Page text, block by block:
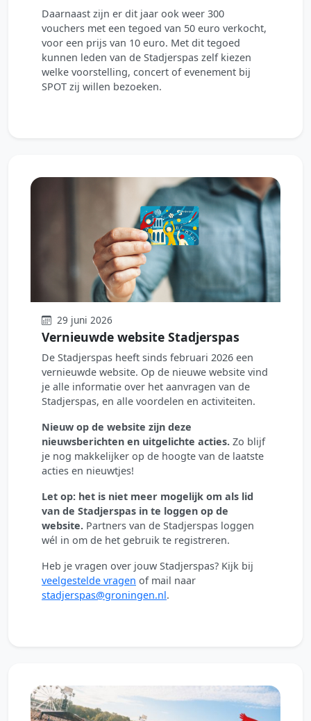
Daarnaast zijn er dit jaar ook weer 300
vouchers met een tegoed van 50 euro verkocht,
voor een prijs van 10 euro. Met dit tegoed
kunnen leden van de Stadjerspas zelf kiezen
welke voorstelling, concert of evenement bij
SPOT zij willen bezoeken.
29 juni 2026
Vernieuwde website Stadjerspas
De Stadjerspas heeft sinds februari 2026 een
vernieuwde website. Op de nieuwe website vind
je alle informatie over het aanvragen van de
Stadjerspas, en alle voordelen en activiteiten.
Nieuw op de website zijn deze
nieuwsberichten en uitgelichte acties. Zo blijf
je nog makkelijker op de hoogte van de laatste
acties en nieuwtjes!
Let op: het is niet meer mogelijk om als lid
van de Stadjerspas in te loggen op de
website. Partners van de Stadjerspas loggen
wél in om de het gebruik te registreren.
Heb je vragen over jouw Stadjerspas? Kijk bij
veelgestelde vragen of mail naar
stadjerspas@groningen.nl.